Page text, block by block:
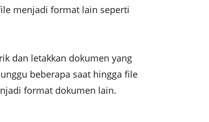
menjadi format lain seperti
dan letakkan dokumen yang
beberapa saat hingga file
format dokumen lain.